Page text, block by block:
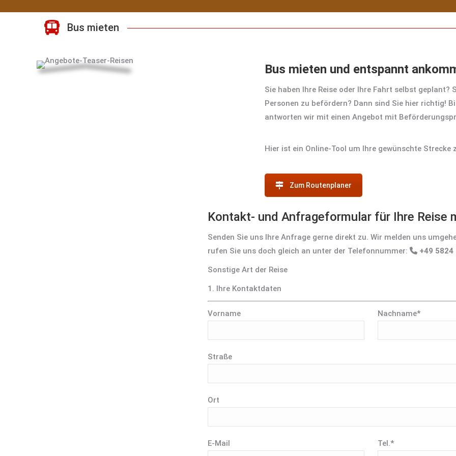
Bus mieten
Bus mieten und entspannt
Sie haben Ihre Reise oder Ihre Fahrt selbst
Personen zu befördern? Dann sind Sie hier richtig!
antworten wir mit einen Angebot mit
Hier ist ein Online-Tool um Ihre gewünschte
Zum Routenplaner
Kontakt- und Anfrageformular für Ihre Reise
Senden Sie uns Ihre Anfrage gerne direkt zu. Wir melden uns
rufen Sie uns doch gleich an unter der Telefonnummer:
+49 5824
1. Ihre Kontaktdaten
Vorname Nachname*
Straße
Ort
E-Mail Tel.*
Sonstige Art der Reise